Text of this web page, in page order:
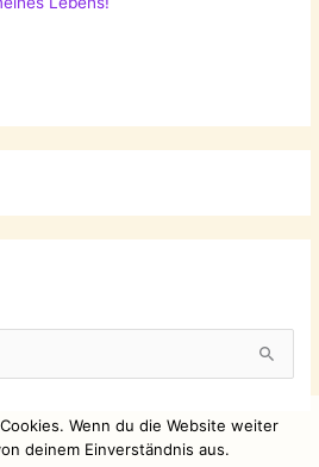
Wenn du die Website weiter
deinem Einverständnis aus.